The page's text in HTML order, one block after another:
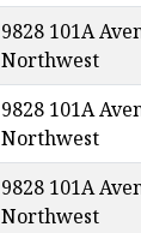
9828 101A
Northwest
9828 101A
Northwest
9828 101A
Northwest